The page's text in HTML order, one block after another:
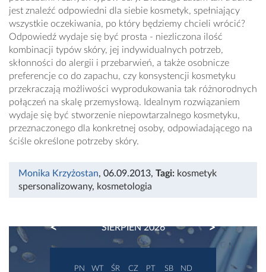
jest znaleźć odpowiedni dla siebie kosmetyk, spełniający
wszystkie oczekiwania, po który będziemy chcieli wrócić?
Odpowiedź wydaje się być prosta - niezliczona ilość
kombinacji typów skóry, jej indywidualnych potrzeb,
skłonności do alergii i przebarwień, a także osobnicze
preferencje co do zapachu, czy konsystencji kosmetyku
przekraczają możliwości wyprodukowania tak różnorodnych
połączeń na skalę przemysłową. Idealnym rozwiązaniem
wydaje się być stworzenie niepowtarzalnego kosmetyku,
przeznaczonego dla konkretnej osoby, odpowiadającego na
ściśle określone potrzeby skóry.
Monika Krzyżostan, 06.09.2013, Tagi: kosmetyk
spersonalizowany, kosmetologia
SIERPIEŃ 2026
PREVIOUS NEXT
PN WT ŚR CZ PT SB ND